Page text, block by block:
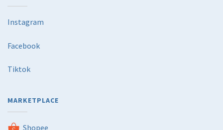
Instagram
Facebook
Tiktok
MARKETPLACE
Shopee